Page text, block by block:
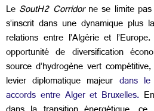
Le SoutH2 Corridorne se limite
s’inscrit dans une dynamique plus
relations entre l’Algérie et
opportunité de diversification
source d’hydrogène vert
levier diplomatique majeur dans
accords entre Alger et Bruxelles.